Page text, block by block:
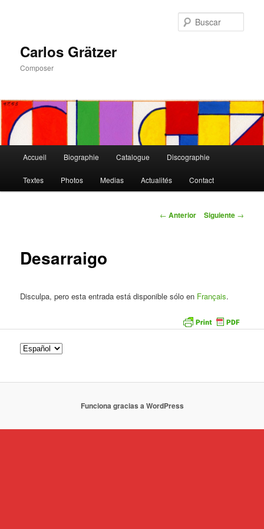
Carlos Grätzer
Composer
principal
Accueil Biographie Catalogue Discographie
Textes Photos Medias Actualités Contact
Navegación
← Anterior Siguiente →
Desarraigo
Disculpa, pero esta entrada está disponible sólo en Français.
Funciona gracias a WordPress